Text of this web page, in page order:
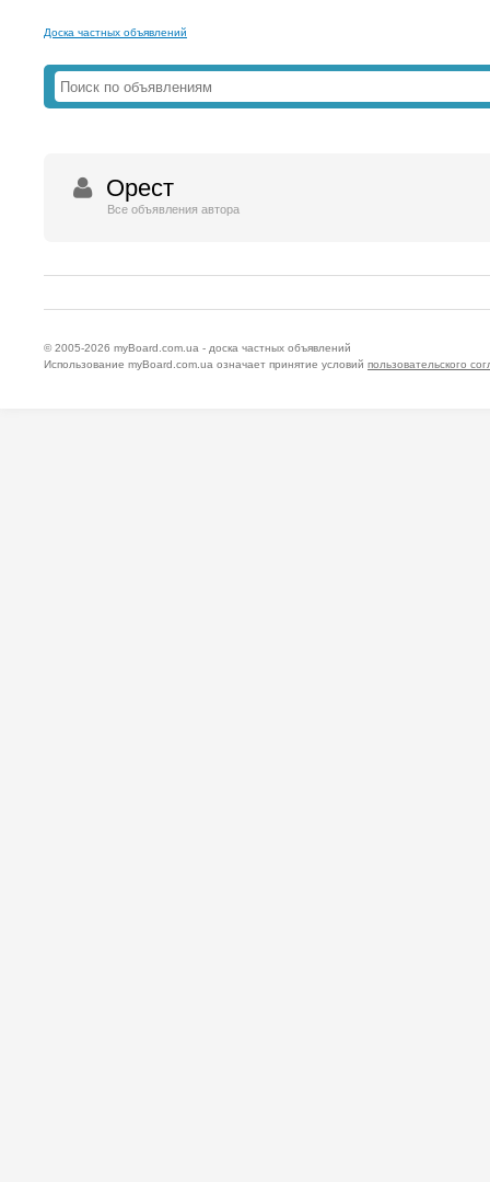
Доска частных объявлений
Орест
Все объявления автора
© 2005-2026 myBoard.com.ua - доска частных объявлений
Использование myBoard.com.ua означает принятие условий пользовательского